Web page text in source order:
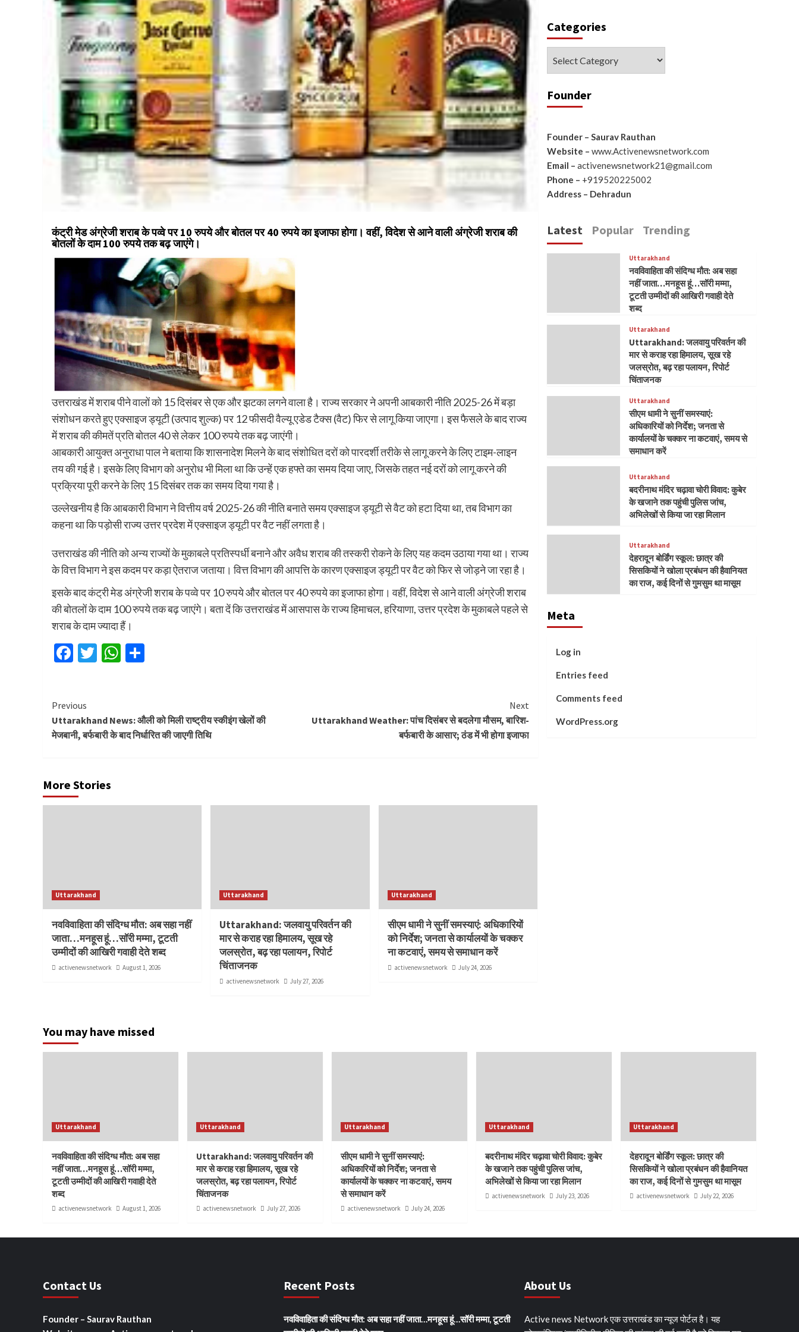
कंट्री मेड अंग्रेजी शराब के पव्वे पर 10 रुपये और बोतल पर 40 रुपये का इजाफा होगा। वहीं, विदेश से आने वाली अंग्रेजी शराब की
बोतलों के दाम 100 रुपये तक बढ़ जाएंगे।
उत्तराखंड में शराब पीने वालों को 15 दिसंबर से एक और झटका लगने वाला है। राज्य सरकार ने अपनी आबकारी नीति 2025-26 में बड़ा
संशोधन करते हुए एक्साइज ड्यूटी (उत्पाद शुल्क) पर 12 फीसदी वैल्यू एडेड टैक्स (वैट) फिर से लागू किया जाएगा। इस फैसले के बाद राज्य
में शराब की कीमतें प्रति बोतल 40 से लेकर 100 रुपये तक बढ़ जाएंगी।
आबकारी आयुक्त अनुराधा पाल ने बताया कि शासनादेश मिलने के बाद संशोधित दरों को पारदर्शी तरीके से लागू करने के लिए टाइम-लाइन
तय की गई है। इसके लिए विभाग को अनुरोध भी मिला था कि उन्हें एक हफ्ते का समय दिया जाए, जिसके तहत नई दरों को लागू करने की
प्रक्रिया पूरी करने के लिए 15 दिसंबर तक का समय दिया गया है।
उल्लेखनीय है कि आबकारी विभाग ने वित्तीय वर्ष 2025-26 की नीति बनाते समय एक्साइज ड्यूटी से वैट को हटा दिया था, तब विभाग का
कहना था कि पड़ोसी राज्य उत्तर प्रदेश में एक्साइज ड्यूटी पर वैट नहीं लगता है।
उत्तराखंड की नीति को अन्य राज्यों के मुकाबले प्रतिस्पर्धी बनाने और अवैध शराब की तस्करी रोकने के लिए यह कदम उठाया गया था। राज्य
के वित्त विभाग ने इस कदम पर कड़ा ऐतराज जताया। वित्त विभाग की आपत्ति के कारण एक्साइज ड्यूटी पर वैट को फिर से जोड़ने जा रहा है।
इसके बाद कंट्री मेड अंग्रेजी शराब के पव्वे पर 10 रुपये और बोतल पर 40 रुपये का इजाफा होगा। वहीं, विदेश से आने वाली अंग्रेजी शराब
की बोतलों के दाम 100 रुपये तक बढ़ जाएंगे। बता दें कि उत्तराखंड में आसपास के राज्य हिमाचल, हरियाणा, उत्तर प्रदेश के मुकाबले पहले से
शराब के दाम ज्यादा हैं।
Facebook
TwitterWhatsApp
Continue
Reading
Previous
Uttarakhand News: औली को मिली राष्ट्रीय स्कीइंग खेलों की
मेजबानी, बर्फबारी के बाद निर्धारित की जाएगी तिथि
Next
Uttarakhand Weather: पांच दिसंबर से बदलेगा मौसम, बारिश-
बर्फबारी के आसार; ठंड में भी होगा इजाफा
More Stories
Uttarakhand
नवविवाहिता की संदिग्ध मौत: अब सहा नहीं
जाता…मनहूस हूं…सॉरी मम्मा, टूटती
उम्मीदों की आखिरी गवाही देते शब्द
activenewsnetwork August 1, 2026
Uttarakhand
Uttarakhand: जलवायु परिवर्तन की
मार से कराह रहा हिमालय, सूख रहे
जलस्रोत, बढ़ रहा पलायन, रिपोर्ट
चिंताजनक
activenewsnetwork July 27, 2026
Uttarakhand
सीएम धामी ने सुनीं समस्याएं: अधिकारियों
को निर्देश; जनता से कार्यालयों के चक्कर
ना कटवाएं, समय से समाधान करें
activenewsnetwork July 24, 2026
Categories
Founder
Founder – Saurav Rauthan
Website – www.Activenewsnetwork.com
Email – activenewsnetwork21@gmail.com
Phone – +919520225002
Address – Dehradun
Latest Popular Trending
Uttarakhand
नवविवाहिता की संदिग्ध मौत: अब सहा
नहीं जाता…मनहूस हूं…सॉरी मम्मा,
टूटती उम्मीदों की आखिरी गवाही देते
शब्द
Uttarakhand
Uttarakhand: जलवायु परिवर्तन की
मार से कराह रहा हिमालय, सूख रहे
जलस्रोत, बढ़ रहा पलायन, रिपोर्ट
चिंताजनक
Uttarakhand
सीएम धामी ने सुनीं समस्याएं:
अधिकारियों को निर्देश; जनता से
कार्यालयों के चक्कर ना कटवाएं, समय से
समाधान करें
Uttarakhand
बदरीनाथ मंदिर चढ़ावा चोरी विवाद: कुबेर
के खजाने तक पहुंची पुलिस जांच,
अभिलेखों से किया जा रहा मिलान
Uttarakhand
देहरादून बोर्डिंग स्कूल: छात्र की
सिसकियों ने खोला प्रबंधन की हैवानियत
का राज, कई दिनों से गुमसुम था मासूम
Meta
Log in
Entries feed
Comments feed
WordPress.org
You may have missed
Uttarakhand
नवविवाहिता की संदिग्ध मौत: अब सहा
नहीं जाता…मनहूस हूं…सॉरी मम्मा,
टूटती उम्मीदों की आखिरी गवाही देते
शब्द
activenewsnetwork August 1, 2026
Uttarakhand
Uttarakhand: जलवायु परिवर्तन की
मार से कराह रहा हिमालय, सूख रहे
जलस्रोत, बढ़ रहा पलायन, रिपोर्ट
चिंताजनक
activenewsnetwork July 27, 2026
Uttarakhand
सीएम धामी ने सुनीं समस्याएं:
अधिकारियों को निर्देश; जनता से
कार्यालयों के चक्कर ना कटवाएं, समय
से समाधान करें
activenewsnetwork July 24, 2026
Uttarakhand
बदरीनाथ मंदिर चढ़ावा चोरी विवाद: कुबेर
के खजाने तक पहुंची पुलिस जांच,
अभिलेखों से किया जा रहा मिलान
activenewsnetwork July 23, 2026
Uttarakhand
देहरादून बोर्डिंग स्कूल: छात्र की
सिसकियों ने खोला प्रबंधन की हैवानियत
का राज, कई दिनों से गुमसुम था मासूम
activenewsnetwork July 22, 2026
Contact Us
Founder – Saurav Rauthan
Recent Posts
नवविवाहिता की संदिग्ध मौत: अब सहा नहीं जाता…मनहूस हूं…सॉरी मम्मा, टूटती
About Us
Active news Network एक उत्तराखंड का न्यूज पोर्टल है। यह